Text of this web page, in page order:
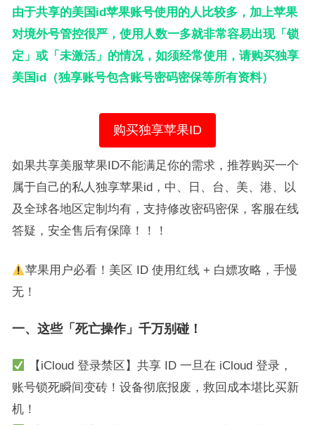
由于共享的美国id苹果账号使用的人比较多，加上苹果
对境外号管控很严，使用人数一多就非常容易出现「锁
定」或「未激活」的情况，如须经常使用，请购买独享
美国id（独享账号包含账号密码密保等所有资料）
购买独享苹果ID
如果共享美服苹果ID不能满足你的需求，推荐购买一个
属于自己的私人独享苹果id，中、日、台、美、港、以
及全球各地区定制均有，支持修改密码密保，客服在线
答疑，安全售后有保障！！！
苹果用户必看！美区 ID 使用红线 + 白嫖攻略，手慢
无！
一、这些「死亡操作」千万别碰！
【iCloud 登录禁区】共享 ID 一旦在 iCloud 登录，
账号锁死瞬间变砖！设备彻底报废，救回成本堪比买新
机！